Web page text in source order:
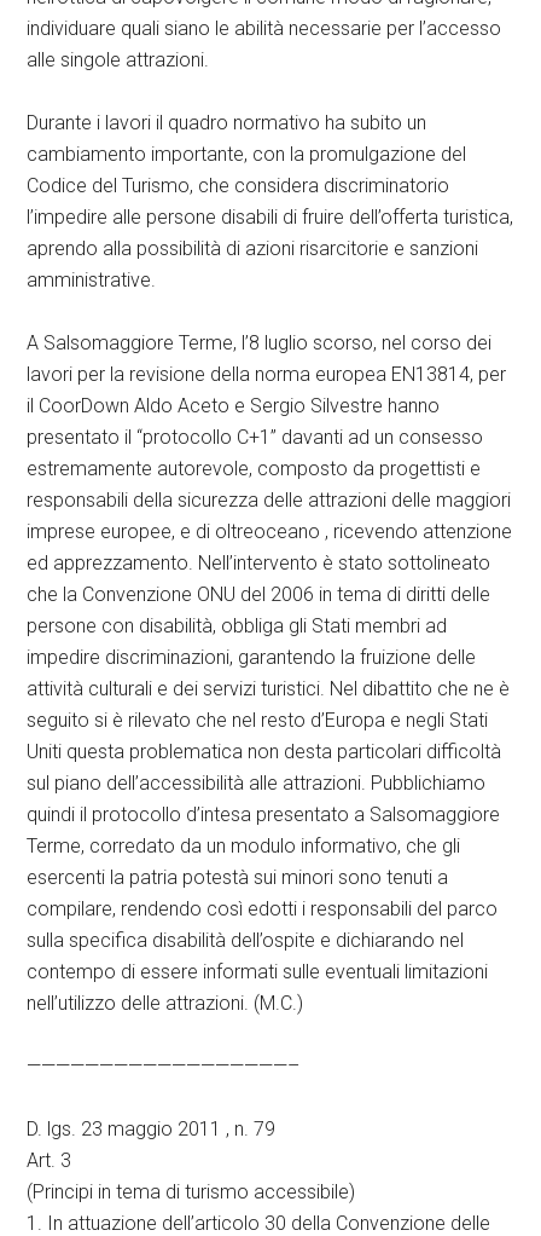
individuare quali siano le abilità necessarie per l’accesso
alle singole attrazioni.
Durante i lavori il quadro normativo ha subito un
cambiamento importante, con la promulgazione del
Codice del Turismo, che considera discriminatorio
l’impedire alle persone disabili di fruire dell’offerta turistica,
aprendo alla possibilità di azioni risarcitorie e sanzioni
amministrative.
A Salsomaggiore Terme, l’8 luglio scorso, nel corso dei
lavori per la revisione della norma europea EN13814, per
il CoorDown Aldo Aceto e Sergio Silvestre hanno
presentato il “protocollo C+1” davanti ad un consesso
estremamente autorevole, composto da progettisti e
responsabili della sicurezza delle attrazioni delle maggiori
imprese europee, e di oltreoceano , ricevendo attenzione
ed apprezzamento. Nell’intervento è stato sottolineato
che la Convenzione ONU del 2006 in tema di diritti delle
persone con disabilità, obbliga gli Stati membri ad
impedire discriminazioni, garantendo la fruizione delle
attività culturali e dei servizi turistici. Nel dibattito che ne è
seguito si è rilevato che nel resto d’Europa e negli Stati
Uniti questa problematica non desta particolari difficoltà
sul piano dell’accessibilità alle attrazioni. Pubblichiamo
quindi il protocollo d’intesa presentato a Salsomaggiore
Terme, corredato da un modulo informativo, che gli
esercenti la patria potestà sui minori sono tenuti a
compilare, rendendo così edotti i responsabili del parco
sulla specifica disabilità dell’ospite e dichiarando nel
contempo di essere informati sulle eventuali limitazioni
nell’utilizzo delle attrazioni. (M.C.)
——————————————————–
D. lgs. 23 maggio 2011 , n. 79
Art. 3
(Principi in tema di turismo accessibile)
1. In attuazione dell’articolo 30 della Convenzione delle